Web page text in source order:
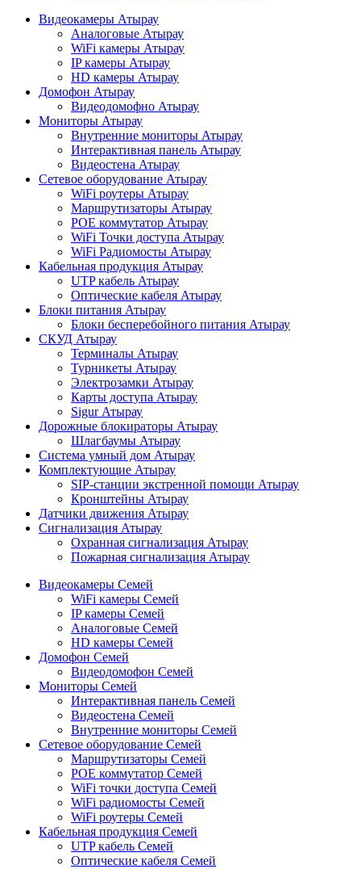
Видеокамеры Атырау
Аналоговые Атырау
WiFi камеры Атырау
IP камеры Атырау
HD камеры Атырау
Домофон Атырау
Видеодомофно Атырау
Мониторы Атырау
Внутренние мониторы Атырау
Интерактивная панель Атырау
Видеостена Атырау
Сетевое оборудование Атырау
WiFi роутеры Атырау
Маршрутизаторы Атырау
POE коммутатор Атырау
WiFi Точки доступа Атырау
WiFi Радиомосты Атырау
Кабельная продукция Атырау
UTP кабель Атырау
Оптические кабеля Атырау
Блоки питания Атырау
Блоки бесперебойного питания Атырау
СКУД Атырау
Терминалы Атырау
Турникеты Атырау
Электрозамки Атырау
Карты доступа Атырау
Sigur Атырау
Дорожные блокираторы Атырау
Шлагбаумы Атырау
Система умный дом Атырау
Комплектующие Атырау
SIP-станции экстренной помощи Атырау
Кронштейны Атырау
Датчики движения Атырау
Сигнализация Атырау
Охранная сигнализация Атырау
Пожарная сигнализация Атырау
Видеокамеры Семей
WiFi камеры Семей
IP камеры Семей
Аналоговые Семей
HD камеры Семей
Домофон Семей
Видеодомофон Семей
Мониторы Семей
Интерактивная панель Семей
Видеостена Семей
Внутренние мониторы Семей
Сетевое оборудование Семей
Маршрутизаторы Семей
POE коммутатор Семей
WiFi точки доступа Семей
WiFi радиомосты Семей
WiFi роутеры Семей
Кабельная продукция Семей
UTP кабель Семей
Оптические кабеля Семей